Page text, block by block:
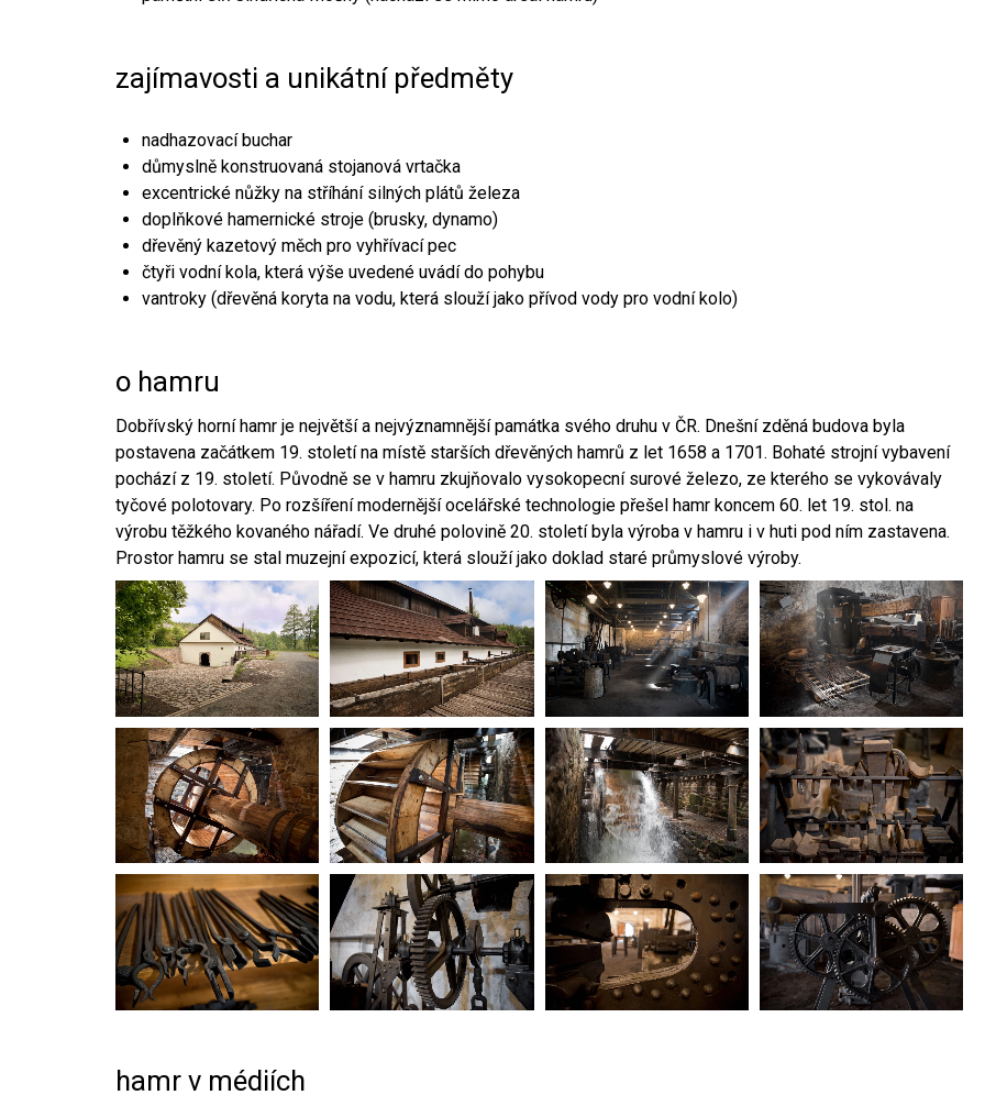
zajímavosti a unikátní předměty
nadhazovací buchar
důmyslně konstruovaná stojanová vrtačka
excentrické nůžky na stříhání silných plátů železa
doplňkové hamernické stroje (brusky, dynamo)
dřevěný kazetový měch pro vyhřívací pec
čtyři vodní kola, která výše uvedené uvádí do pohybu
vantroky (dřevěná koryta na vodu, která slouží jako přívod vody pro vodní kolo)
o hamru
Dobřívský horní hamr je největší a nejvýznamnější památka svého druhu v ČR. Dnešní zděná budova byla
postavena začátkem 19. století na místě starších dřevěných hamrů z let 1658 a 1701. Bohaté strojní vybavení
pochází z 19. století. Původně se v hamru zkujňovalo vysokopecní surové železo, ze kterého se vykovávaly
tyčové polotovary. Po rozšíření modernější ocelářské technologie přešel hamr koncem 60. let 19. stol. na
výrobu těžkého kovaného nářadí. Ve druhé polovině 20. století byla výroba v hamru i v huti pod ním zastavena.
Prostor hamru se stal muzejní expozicí, která slouží jako doklad staré průmyslové výroby.
hamr v médiích